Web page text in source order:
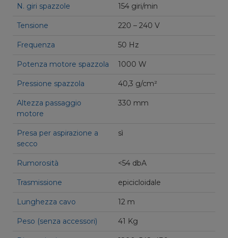
N. giri spazzole 154 giri/min
Tensione 220 – 240 V
Frequenza 50 Hz
Potenza motore spazzola 1000 W
Pressione spazzola 40,3 g/cm²
Altezza passaggio
motore
330 mm
Presa per aspirazione a
secco
sì
Rumorosità <54 dbA
Trasmissione epicicloidale
Lunghezza cavo 12 m
Peso (senza accessori) 41 Kg